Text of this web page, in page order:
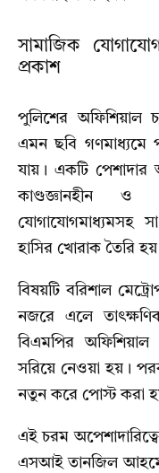
সামাজিক
প্রকাশ
পুলিশের অফিশিয়াল
এমন ছবি গণমাধ্যমে
যায়। একটি পেশাদার
কাণ্ডজ্ঞানহীন ও
যোগাযোগমাধ্যমসহ
হাসির খোরাক তৈরি
বিষয়টি বরিশাল
নজরে এলে
বিএমপির
সরিয়ে নেওয়া হয়।
নতুন করে পোস্ট করা
এই চরম
এসআই তানজিল